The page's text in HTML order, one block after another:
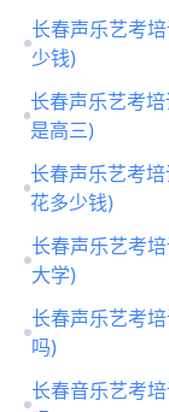
长春声乐艺考
少钱)
长春声乐艺考
是高三)
长春声乐艺考
花多少钱)
长春声乐艺考
大学)
长春声乐艺考
吗)
长春音乐艺考